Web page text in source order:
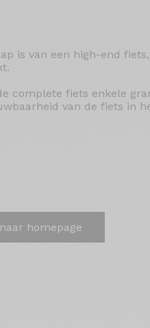
is van een high-end
complete fiets enkele
van de fiets in
homepage